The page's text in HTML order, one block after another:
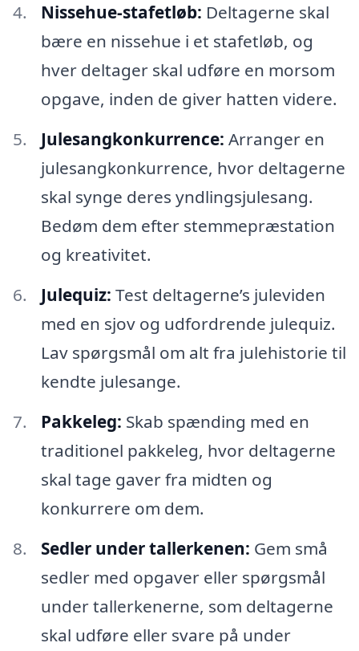
Nissehue-stafetløb: Deltagerne skal
bære en nissehue i et stafetløb, og
hver deltager skal udføre en morsom
opgave, inden de giver hatten videre.
Julesangkonkurrence: Arranger en
julesangkonkurrence, hvor deltagerne
skal synge deres yndlingsjulesang.
Bedøm dem efter stemmepræstation
og kreativitet.
Julequiz: Test deltagerne’s juleviden
med en sjov og udfordrende julequiz.
Lav spørgsmål om alt fra julehistorie til
kendte julesange.
Pakkeleg: Skab spænding med en
traditionel pakkeleg, hvor deltagerne
skal tage gaver fra midten og
konkurrere om dem.
Sedler under tallerkenen: Gem små
sedler med opgaver eller spørgsmål
under tallerkenerne, som deltagerne
skal udføre eller svare på under